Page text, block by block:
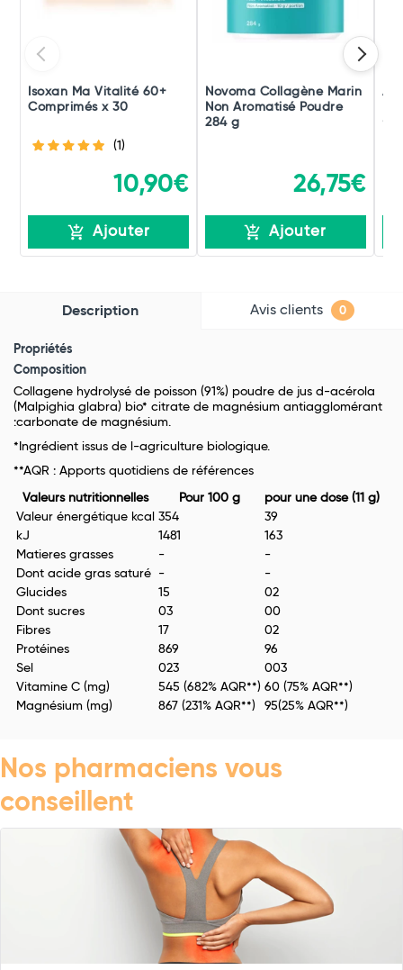
Isoxan Ma Vitalité 60+
Comprimés x 30
(1)
10,90€
Ajouter
Novoma Collagène Marin
Non Aromatisé Poudre
284 g
26,75€
Ajouter
+
Description Avis clients 0
Propriétés
Composition
Collagene hydrolysé de poisson (91%) poudre de jus d-acérola
(Malpighia glabra) bio* citrate de magnésium antiagglomérant
:carbonate de magnésium.
*Ingrédient issus de l-agriculture biologique.
**AQR : Apports quotidiens de références
Valeurs nutritionnelles Pour 100 g
pour une dose (11 g)
Valeur énergétique kcal 354
39
kJ
1481
163
Matieres grasses
-
-
Dont acide gras saturé
-
-
Glucides
15
02
Dont sucres
03
00
Fibres
17
02
Protéines
869
96
Sel
023
003
Vitamine C (mg)
545 (682% AQR**) 60 (75% AQR**)
Magnésium (mg)
867 (231% AQR**) 95(25% AQR**)
Nos pharmaciens vous
conseillent